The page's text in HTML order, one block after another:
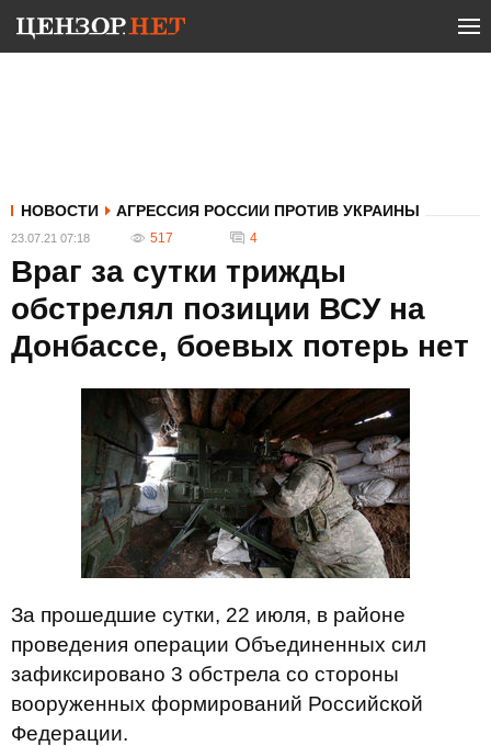
НОВОСТИ АГРЕССИЯ РОССИИ ПРОТИВ УКРАИНЫ
23.07.21 07:18 517 4
Враг за сутки трижды
обстрелял позиции ВСУ на
Донбассе, боевых потерь нет
За прошедшие сутки, 22 июля, в районе
проведения операции Объединенных сил
зафиксировано 3 обстрела со стороны
вооруженных формирований Российской
Федерации.